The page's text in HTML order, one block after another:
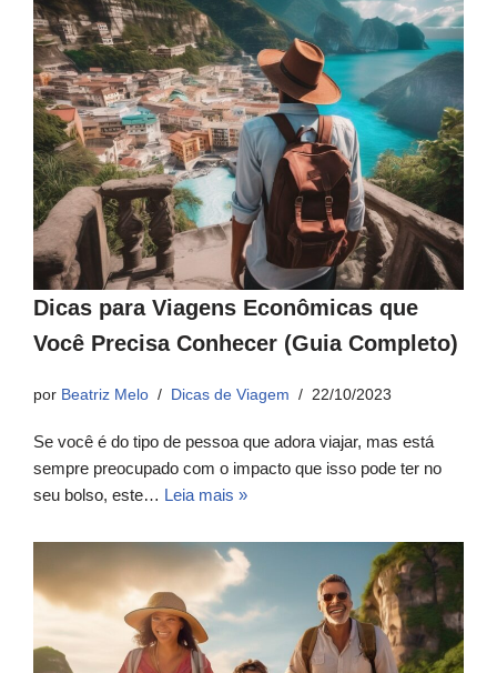
Dicas para Viagens Econômicas que
Você Precisa Conhecer (Guia Completo)
por Beatriz Melo Dicas de Viagem 22/10/2023
Se você é do tipo de pessoa que adora viajar, mas está
sempre preocupado com o impacto que isso pode ter no
seu bolso, este… Leia mais »